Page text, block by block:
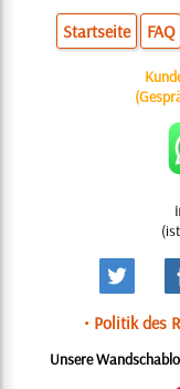
Startseite FAQ
• Politik des
Unsere